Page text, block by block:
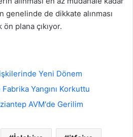
de dikkate alınması
plana çıkıyor.
Yeni Dönem
Yangını Korkuttu
AVM'de Gerilim